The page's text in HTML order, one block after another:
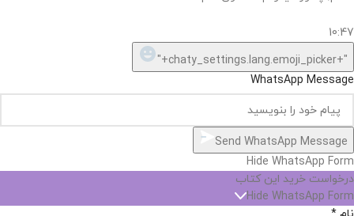
10:47
"+chaty_settings.lang.emoji_picker+"
WhatsApp Message
Send WhatsApp Message
Hide WhatsApp Form
درخواست خرید این کتاب
Hide WhatsApp Form